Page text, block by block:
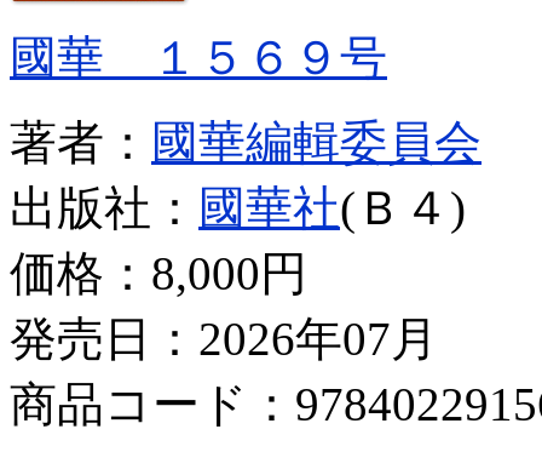
國華 １５６９号
著者： 國華編輯委員会
出版社： 國華社(Ｂ４)
価格： 8,000円
発売日：2026年07月
商品コード：